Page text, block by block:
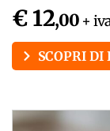
€ 12,00 +
SCOPRI DI